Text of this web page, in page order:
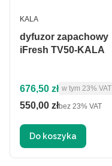
dyfuzor zapachowy
iFresh TV50-KALA
PRODUCENT
KALA
Cena brutto
676,50 zł w tym %s VAT
w tym 23% VAT
Cena netto
550,00 złbez 23% VAT
Do koszyka